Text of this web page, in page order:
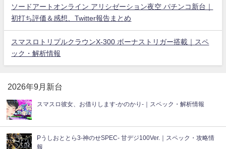
ソードアートオンライン アリシゼーション夜空 パチンコ新台｜
初打ち評価＆感想、Twitter報告まとめ
スマスロトリプルクラウンX-300 ボーナストリガー搭載｜スペ
ック・解析情報
2026年9月新台
スマスロ彼女、お借りします-かのかり-｜スペック・解析情報
Pうしおととら3-神のせSPEC- 甘デジ100Ver.｜スペック・攻略情
報